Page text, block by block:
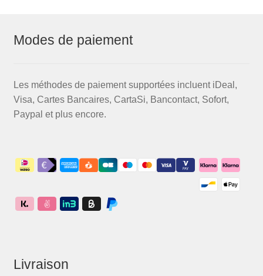
Modes de paiement
Les méthodes de paiement supportées incluent iDeal,
Visa, Cartes Bancaires, CartaSi, Bancontact, Sofort,
Paypal et plus encore.
Livraison